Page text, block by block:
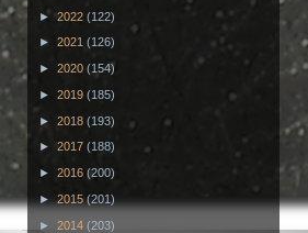
► 2022 (122)
► 2021 (126)
► 2020 (154)
► 2019 (185)
► 2018 (193)
► 2017 (188)
► 2016 (200)
► 2015 (201)
► 2014 (203)